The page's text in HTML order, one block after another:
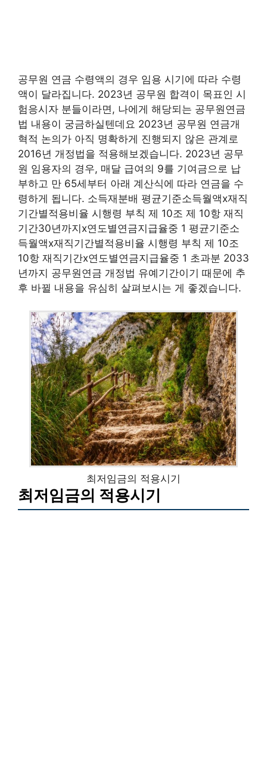
공무원 연금 수령액의 경우 임용 시기에 따라 수령
액이 달라집니다. 2023년 공무원 합격이 목표인 시
험응시자 분들이라면, 나에게 해당되는 공무원연금
법 내용이 궁금하실텐데요 2023년 공무원 연금개
혁적 논의가 아직 명확하게 진행되지 않은 관계로
2016년 개정법을 적용해보겠습니다. 2023년 공무
원 임용자의 경우, 매달 급여의 9를 기여금으로 납
부하고 만 65세부터 아래 계산식에 따라 연금을 수
령하게 됩니다. 소득재분배 평균기준소득월액x재직
기간별적용비율 시행령 부칙 제 10조 제 10항 재직
기간30년까지x연도별연금지급율중 1 평균기준소
득월액x재직기간별적용비율 시행령 부칙 제 10조
10항 재직기간x연도별연금지급율중 1 초과분 2033
년까지 공무원연금 개정법 유예기간이기 때문에 추
후 바뀔 내용을 유심히 살펴보시는 게 좋겠습니다.
최저임금의 적용시기
최저임금의 적용시기